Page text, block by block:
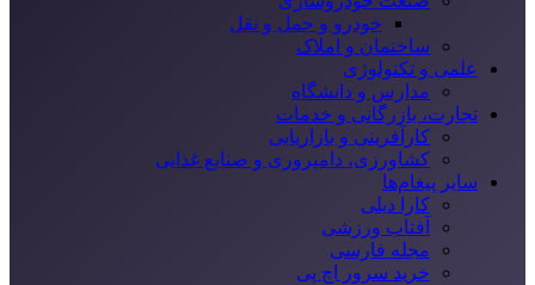
خودرو و حمل و نقل
ساختمان و املاک
علمی و تکنولوژی
مدارس و دانشگاه
تجارت، بازرگانی و خدمات
کارآفرینی و بازاریابی
کشاورزی، دامپروری و صنایع غذایی
سایر پیغام‌ها
کارا دیلی
آفتاب ورزشی
مجله فارسی
خرید سرور اچ پی